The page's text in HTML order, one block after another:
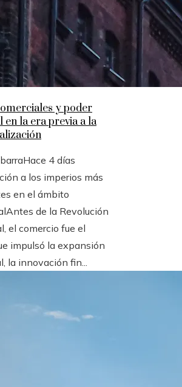
y poder
en la era previa a la
Hace 4 días
a los imperios más
en el ámbito
de la Revolución
el comercio fue el
impulsó la expansión
la innovación fin...